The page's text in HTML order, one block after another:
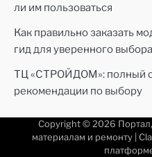
ли им пользоваться
Как правильно заказать
гид для уверенного выбора
ТЦ «СТРОЙДОМ»: полный
рекомендации по выбору
Copyright © 2026
материалам и ремонту|